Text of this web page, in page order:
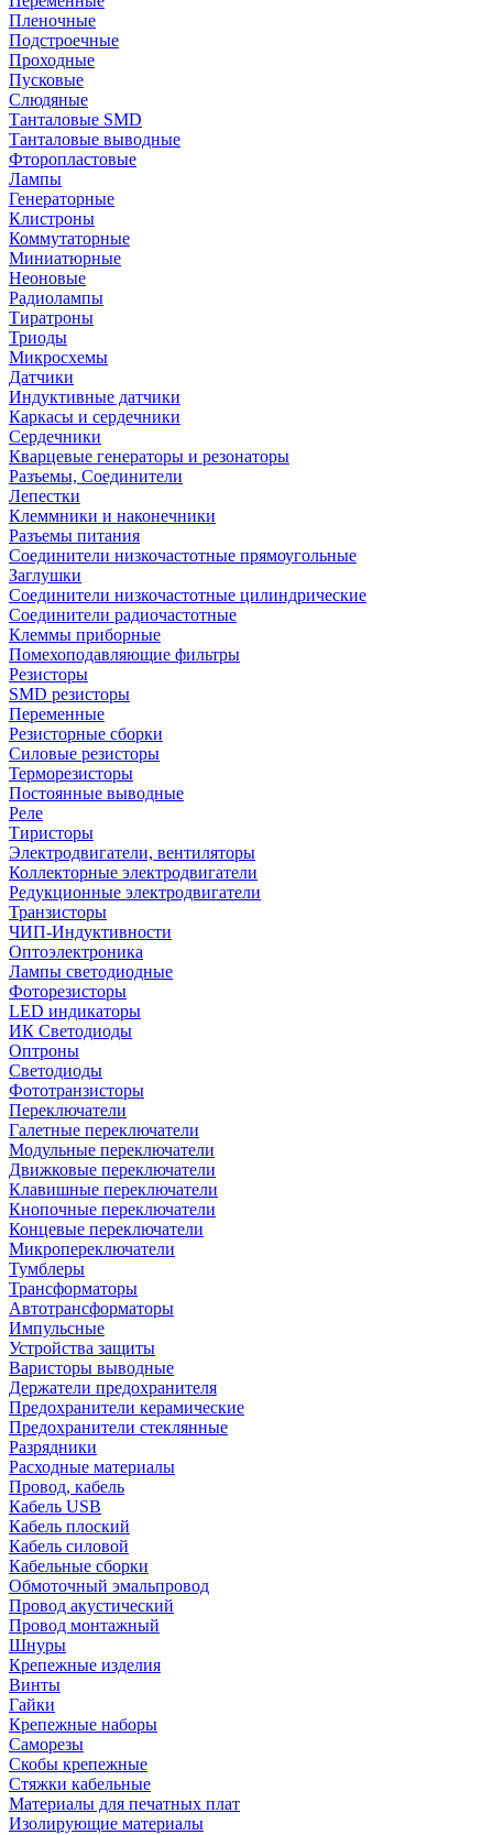
Пленочные
Подстроечные
Проходные
Пусковые
Слюдяные
Танталовые SMD
Танталовые выводные
Фторопластовые
Лампы
Генераторные
Клистроны
Коммутаторные
Миниатюрные
Неоновые
Радиолампы
Тиратроны
Триоды
Микросхемы
Датчики
Индуктивные датчики
Каркасы и сердечники
Сердечники
Кварцевые генераторы и резонаторы
Разъемы, Соединители
Лепестки
Клеммники и наконечники
Разъемы питания
Соединители низкочастотные прямоугольные
Заглушки
Соединители низкочастотные цилиндрические
Соединители радиочастотные
Клеммы приборные
Помехоподавляющие фильтры
Резисторы
SMD резисторы
Переменные
Резисторные сборки
Силовые резисторы
Терморезисторы
Постоянные выводные
Реле
Тиристоры
Электродвигатели, вентиляторы
Коллекторные электродвигатели
Редукционные электродвигатели
Транзисторы
ЧИП-Индуктивности
Оптоэлектроника
Лампы светодиодные
Фоторезисторы
LED индикаторы
ИК Светодиоды
Оптроны
Светодиоды
Фототранзисторы
Переключатели
Галетные переключатели
Модульные переключатели
Движковые переключатели
Клавишные переключатели
Кнопочные переключатели
Концевые переключатели
Микропереключатели
Тумблеры
Трансформаторы
Автотрансформаторы
Импульсные
Устройства защиты
Варисторы выводные
Держатели предохранителя
Предохранители керамические
Предохранители стеклянные
Разрядники
Расходные материалы
Провод, кабель
Кабель USB
Кабель плоский
Кабель силовой
Кабельные сборки
Обмоточный эмальпровод
Провод акустический
Провод монтажный
Шнуры
Крепежные изделия
Винты
Гайки
Крепежные наборы
Саморезы
Скобы крепежные
Стяжки кабельные
Материалы для печатных плат
Изолирующие материалы